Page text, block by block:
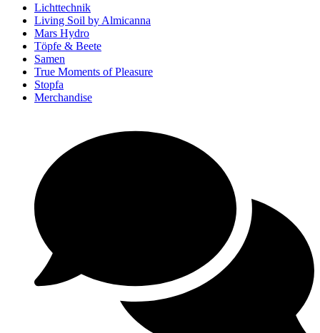
Lichttechnik
Living Soil by Almicanna
Mars Hydro
Töpfe & Beete
Samen
True Moments of Pleasure
Stopfa
Merchandise